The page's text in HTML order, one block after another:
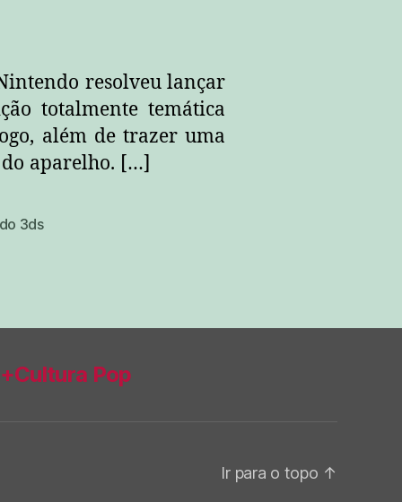
resolveu lançar
totalmente temática
além de trazer uma
aparelho. […]
3ds
+Cultura Pop
Ir para o topo ↑